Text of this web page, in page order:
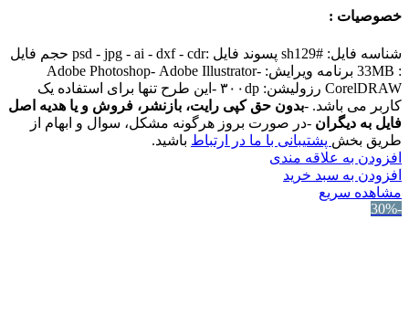
خصوصیات :
شناسه فایل: #sh129 پسوند فایل :psd - jpg - ai - dxf - cdr حجم فایل
: 33MB برنامه ویرایش: Adobe Photoshop- Adobe Illustrator-
CorelDRAW رزولیشن: ۳۰۰dp -این طرح تنها برای استفاده یک
کاربر می باشد. -بدون حق کپی رایت، بازنشر، فروش و یا هدیه اصل
فایل به دیگران -در صورت بروز هرگونه مشکل، سوال و ابهام از
طریق بخش پشتیبانی با ما در ارتباط باشید.
افزودن به علاقه مندی
افزودن به سبد خرید
مشاهده سریع
-30%